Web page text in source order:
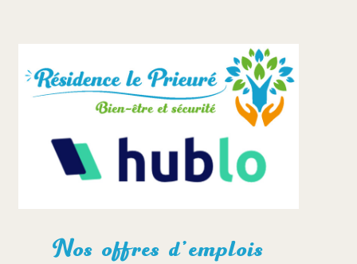
Nos offres d’emplois